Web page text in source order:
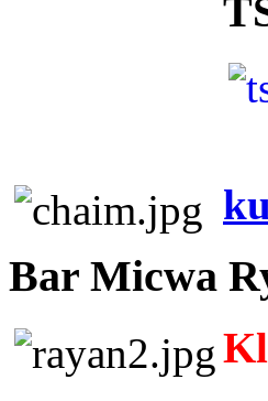
Bar Micwa